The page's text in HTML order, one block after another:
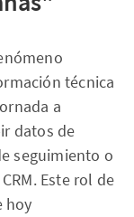
técnica
a
datos de
seguimiento o
Este rol de
hoy